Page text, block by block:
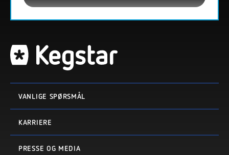
VANLIGE SPØRSMÅL
KARRIERE
PRESSE OG MEDIA